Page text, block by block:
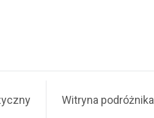
Witryna podróżnika